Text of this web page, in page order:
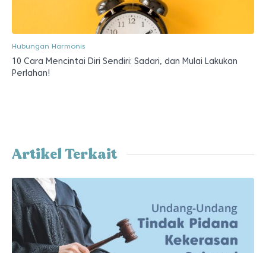
Hubungan Harmonis
10 Cara Mencintai Diri Sendiri: Sadari, dan Mulai Lakukan
Perlahan!
Artikel Terkait